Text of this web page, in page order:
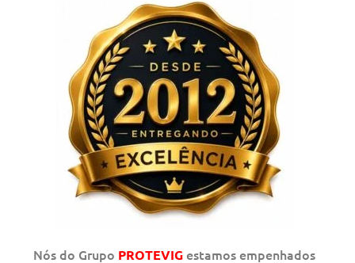
Nós do Grupo PROTEVIGestamos empenhados